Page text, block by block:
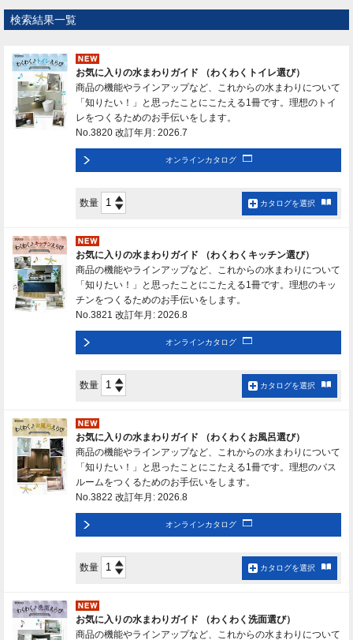
検索結果一覧
お気に入りの水まわりガイド （わくわくトイレ選び）
商品の機能やラインアップなど、これからの水まわりについて
「知りたい！」と思ったことにこたえる1冊です。理想のトイ
レをつくるためのお手伝いをします。
No.3820 改訂年月: 2026.7
オンラインカタログ
数量 カタログを選択
お気に入りの水まわりガイド （わくわくキッチン選び）
商品の機能やラインアップなど、これからの水まわりについて
「知りたい！」と思ったことにこたえる1冊です。理想のキッ
チンをつくるためのお手伝いをします。
No.3821 改訂年月: 2026.8
オンラインカタログ
数量 カタログを選択
お気に入りの水まわりガイド （わくわくお風呂選び）
商品の機能やラインアップなど、これからの水まわりについて
「知りたい！」と思ったことにこたえる1冊です。理想のバス
ルームをつくるためのお手伝いをします。
No.3822 改訂年月: 2026.8
オンラインカタログ
数量 カタログを選択
お気に入りの水まわりガイド （わくわく洗面選び）
商品の機能やラインアップなど、これからの水まわりについて